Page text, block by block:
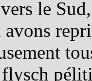
le
avons